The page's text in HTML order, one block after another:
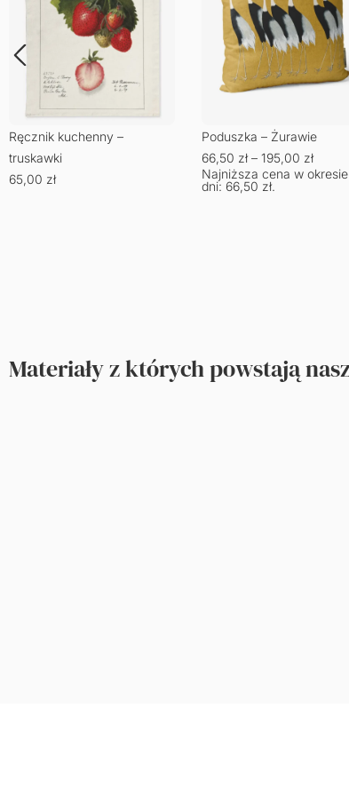
Ręcznik kuchenny –
truskawki
65,00 zł
Poduszka – Żurawie
66,50 zł – 195,00 zł
Najniższa cena w
dni: 66,50 zł.
Materiały z których powstają